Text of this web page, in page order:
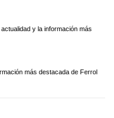
y la información más
más destacada de Ferrol